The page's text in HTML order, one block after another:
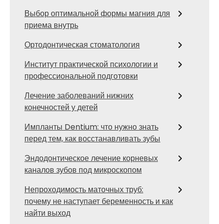
Выбор оптимальной формы магния для
приема внутрь
Ортодонтическая стоматология
Институт практической психологии и
профессиональной подготовки
Лечение заболеваний нижних
конечностей у детей
Импланты Dentium: что нужно знать
перед тем, как восстанавливать зубы
Эндодонтическое лечение корневых
каналов зубов под микроскопом
Непроходимость маточных труб:
почему не наступает беременность и как
найти выход